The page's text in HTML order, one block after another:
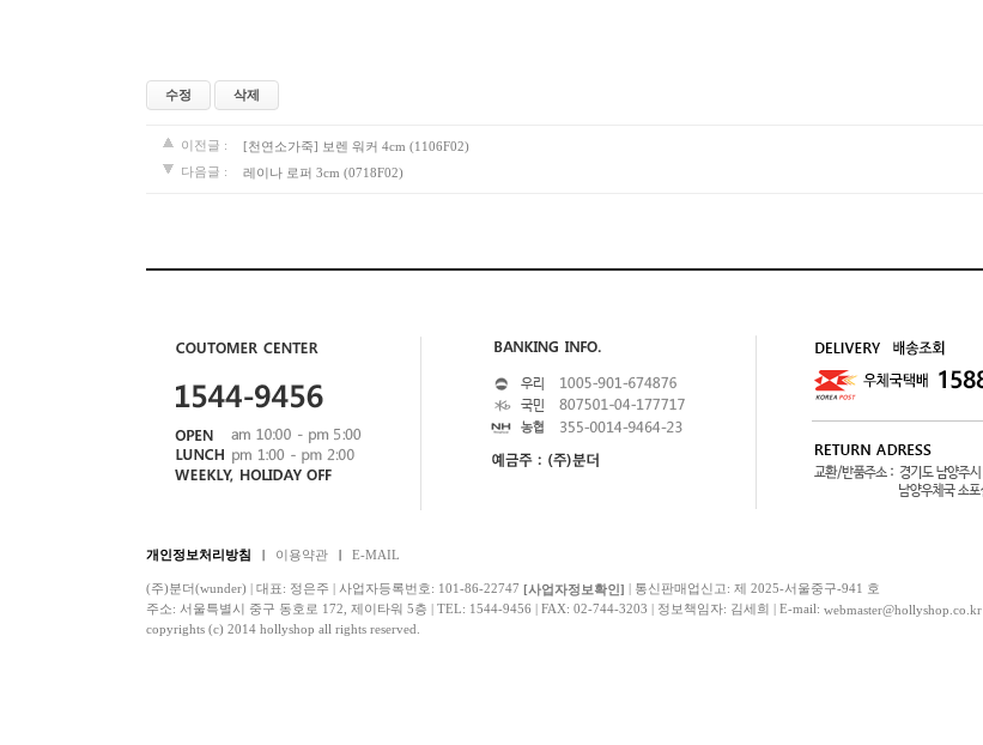
수정 삭제
이전글 :
[천연소가죽] 보렌 워커 4cm (1106F02)
다음글 :
레이나 로퍼 3cm (0718F02)
개인정보처리방침 이용약관 E-MAIL
(주)분더(wunder) | 대표: 정은주 | 사업자등록번호: 101-86-22747 [사업자정보확인] | 통신판매업신고: 제 2025-서울중구-941 호
주소: 서울특별시 중구 동호로 172, 제이타워 5층 | TEL: 1544-9456 | FAX: 02-744-3203 | 정보책임자: 김세희 | E-mail: webmaster@hollyshop.co.kr
copyrights (c) 2014 hollyshop all rights reserved.